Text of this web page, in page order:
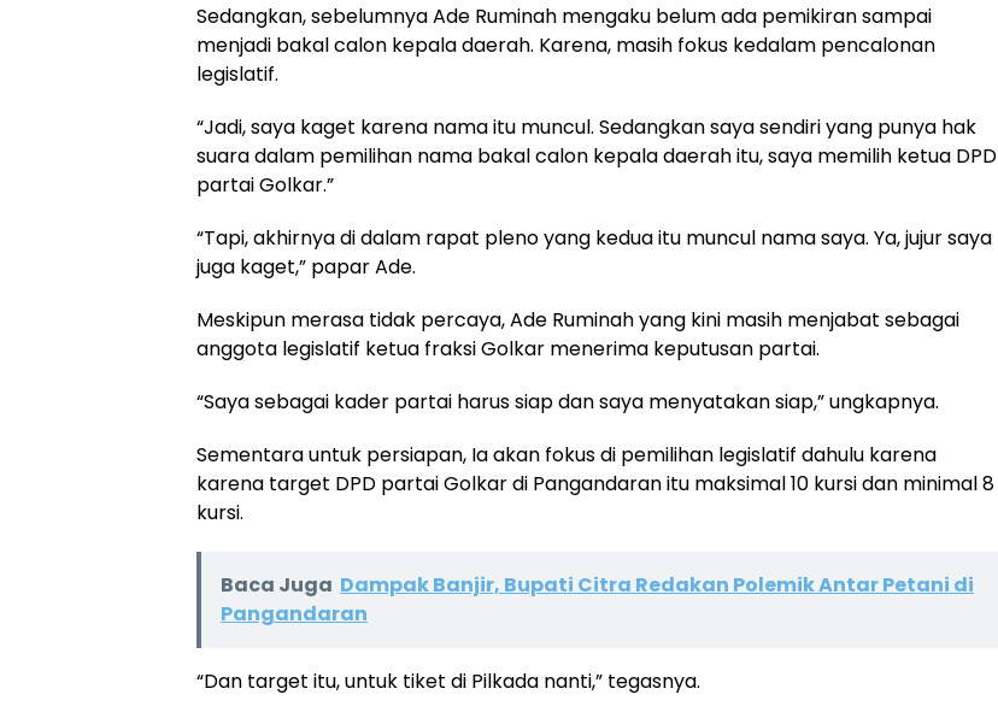
Sedangkan, sebelumnya Ade Ruminah mengaku belum ada pemikiran sampai
menjadi bakal calon kepala daerah. Karena, masih fokus kedalam pencalonan
legislatif.
“Jadi, saya kaget karena nama itu muncul. Sedangkan saya sendiri yang punya hak
suara dalam pemilihan nama bakal calon kepala daerah itu, saya memilih ketua DPD
partai Golkar.”
“Tapi, akhirnya di dalam rapat pleno yang kedua itu muncul nama saya. Ya, jujur saya
juga kaget,” papar Ade.
Meskipun merasa tidak percaya, Ade Ruminah yang kini masih menjabat sebagai
anggota legislatif ketua fraksi Golkar menerima keputusan partai.
“Saya sebagai kader partai harus siap dan saya menyatakan siap,” ungkapnya.
Sementara untuk persiapan, Ia akan fokus di pemilihan legislatif dahulu karena
karena target DPD partai Golkar di Pangandaran itu maksimal 10 kursi dan minimal 8
kursi.
Baca Juga Dampak Banjir, Bupati Citra Redakan Polemik Antar Petani di
Pangandaran
“Dan target itu, untuk tiket di Pilkada nanti,” tegasnya.